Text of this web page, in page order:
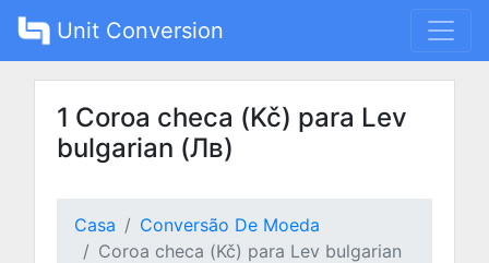
Unit Conversion
1 Coroa checa (Kč) para Lev
bulgarian (Лв)
Casa
Conversão De Moeda
Coroa checa (Kč) para Lev bulgarian